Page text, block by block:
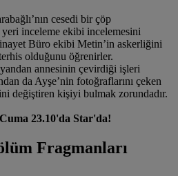
cesedi bir çöp
inceleme ekibi incelemesini
Büro ekibi Metin’in askerliğini
olduğunu öğrenirler.
annesinin çevirdiği işleri
da Ayşe’nin fotoğraflarını çeken
değiştiren kişiyi bulmak zorundadır.
23.10'da Star'da!
Fragmanları